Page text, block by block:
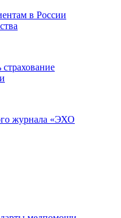
в России
журнала «ЭХО